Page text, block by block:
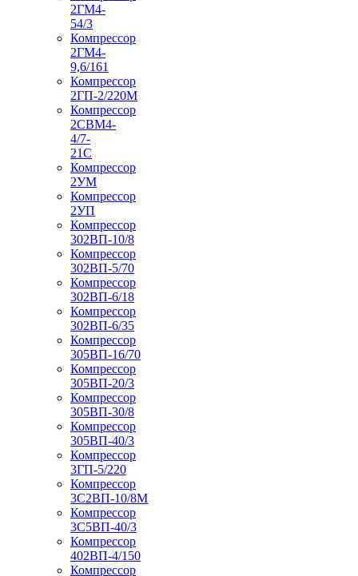
2ГМ4-
54/3
Компрессор
2ГМ4-
9,6/161
Компрессор
2ГП-2/220М
Компрессор
2СВМ4-
4/7-
21С
Компрессор
2УМ
Компрессор
2УП
Компрессор
302ВП-10/8
Компрессор
302ВП-5/70
Компрессор
302ВП-6/18
Компрессор
302ВП-6/35
Компрессор
305ВП-16/70
Компрессор
305ВП-20/3
Компрессор
305ВП-30/8
Компрессор
305ВП-40/3
Компрессор
3ГП-5/220
Компрессор
3С2ВП-10/8М
Компрессор
3С5ВП-40/3
Компрессор
402ВП-4/150
Компрессор